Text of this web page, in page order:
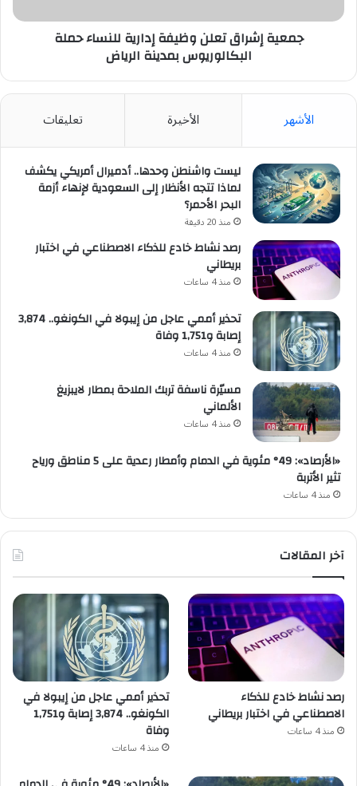
بمدينة
جمعية إشراق تعلن وظيفة إدارية للنساء حملة
البكالوريوس بمدينة الرياض
الأشهر الأخيرة تعليقات
ليست واشنطن وحدها.. أدميرال أمريكي يكشف
لماذا تتجه الأنظار إلى السعودية لإنهاء أزمة
البحر الأحمر؟
منذ 20 دقيقة
رصد نشاط خادع للذكاء الاصطناعي في اختبار
بريطاني
منذ 4 ساعات
تحذير أممي عاجل من إيبولا في الكونغو.. 3,874
إصابة و1,751 وفاة
منذ 4 ساعات
مسيّرة ناسفة تربك الملاحة بمطار لايبزيغ
الألماني
منذ 4 ساعات
«الأرصاد»: 49° مئوية في الدمام وأمطار رعدية على 5 مناطق ورياح
تثير الأتربة
منذ 4 ساعات
آخر المقالات
رصد نشاط خادع للذكاء
الاصطناعي في اختبار بريطاني
منذ 4 ساعات
تحذير أممي عاجل من إيبولا في
الكونغو.. 3,874 إصابة و1,751
وفاة
منذ 4 ساعات